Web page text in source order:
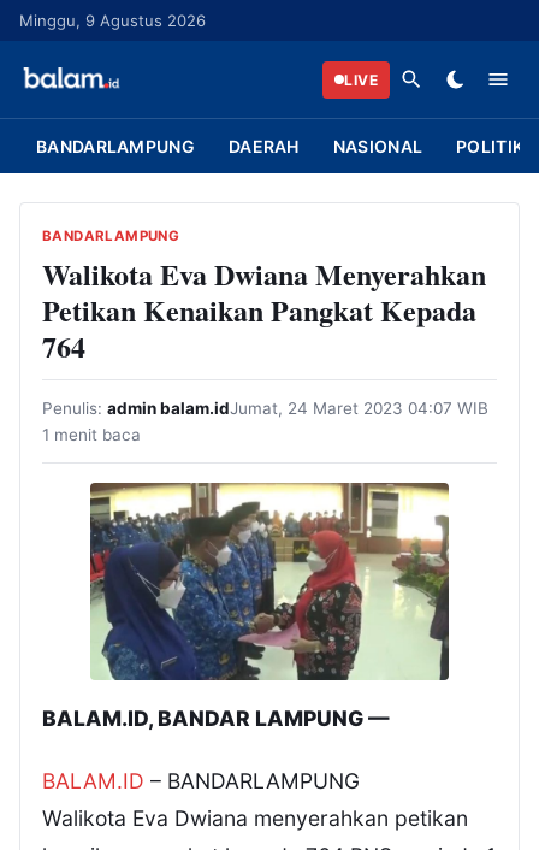
u
Minggu, 9 Agustus 2026
LIVE
BANDARLAMPUNG DAERAH NASIONAL POLITIK
BANDARLAMPUNG
Walikota Eva Dwiana Menyerahkan
Petikan Kenaikan Pangkat Kepada
764
Penulis: admin balam.idJumat, 24 Maret 2023 04:07 WIB
1 menit baca
BALAM.ID, BANDAR LAMPUNG —
BALAM.ID – BANDARLAMPUNG
Walikota Eva Dwiana menyerahkan petikan